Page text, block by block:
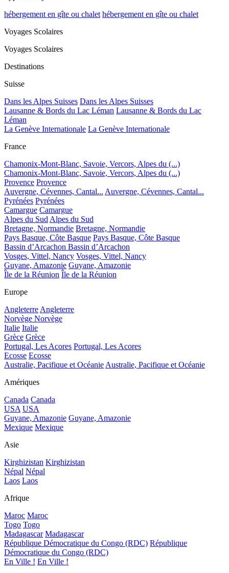
hébergement en gîte ou chalet hébergement en gîte ou chalet
Voyages Scolaires
Voyages Scolaires
Destinations
Suisse
Dans les Alpes Suisses Dans les Alpes Suisses
Lausanne & Bords du Lac Léman Lausanne & Bords du Lac
Léman
La Genève Internationale La Genève Internationale
France
Chamonix-Mont-Blanc, Savoie, Vercors, Alpes du (...)
Chamonix-Mont-Blanc, Savoie, Vercors, Alpes du (...)
Provence Provence
Auvergne, Cévennes, Cantal... Auvergne, Cévennes, Cantal...
Pyrénées Pyrénées
Camargue Camargue
Alpes du Sud Alpes du Sud
Bretagne, Normandie Bretagne, Normandie
Pays Basque, Côte Basque Pays Basque, Côte Basque
Bassin d’Arcachon Bassin d’Arcachon
Vosges, Vittel, Nancy Vosges, Vittel, Nancy
Guyane, Amazonie Guyane, Amazonie
Île de la Réunion Île de la Réunion
Europe
Angleterre Angleterre
Norvège Norvège
Italie Italie
Grèce Grèce
Portugal, Les Acores Portugal, Les Acores
Ecosse Ecosse
Australie, Pacifique et Océanie Australie, Pacifique et Océanie
Amériques
Canada Canada
USA USA
Guyane, Amazonie Guyane, Amazonie
Mexique Mexique
Asie
Kirghizistan Kirghizistan
Népal Népal
Laos Laos
Afrique
Maroc Maroc
Togo Togo
Madagascar Madagascar
République Démocratique du Congo (RDC) République
Démocratique du Congo (RDC)
En Ville ! En Ville !